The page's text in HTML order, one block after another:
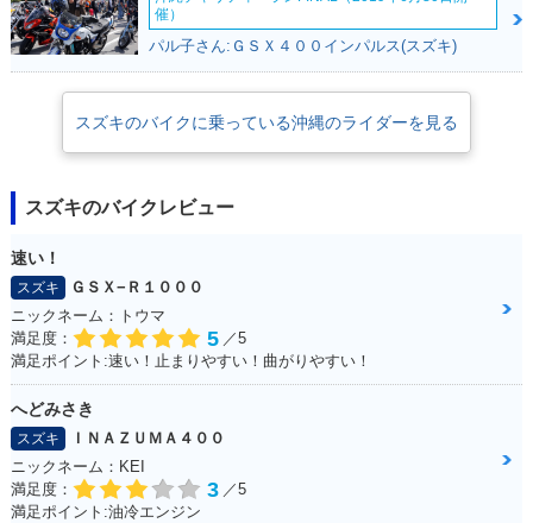
催）
パル子さん:ＧＳＸ４００インパルス(スズキ)
スズキのバイクに乗っている沖縄のライダーを見る
スズキのバイクレビュー
速い！
スズキ
ＧＳＸ−Ｒ１０００
ニックネーム：トウマ
満足度：
5 ／5
満足ポイント:速い！止まりやすい！曲がりやすい！
へどみさき
スズキ
ＩＮＡＺＵＭＡ４００
ニックネーム：KEI
満足度：
3 ／5
満足ポイント:油冷エンジン